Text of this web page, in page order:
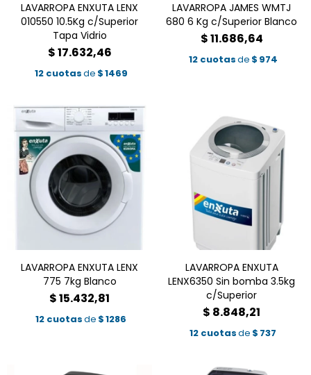
LAVARROPA ENXUTA LENX
010550 10.5Kg c/Superior
Tapa Vidrio
$17.632,46
12 cuotasde $1469
LAVARROPA JAMES WMTJ
680 6 Kg c/Superior Blanco
$11.686,64
12 cuotasde $ 974
LAVARROPA ENXUTA LENX
775 7kg Blanco
$15.432,81
12 cuotasde $1286
LAVARROPA ENXUTA
LENX6350 Sin bomba 3.5kg
c/Superior
$ 8.848,21
12 cuotasde $ 737